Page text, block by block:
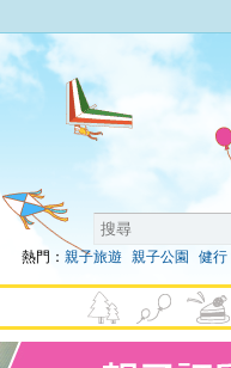
熱門： 親子旅遊 親子公園 健行